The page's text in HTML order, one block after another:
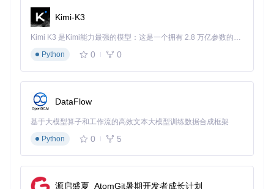
// lib/services/accessibility_service.dart (行号:42-57)
class
AccessibilityService
// 无障碍操作反馈机制
static void announce(String message) {
if (Platform.isAndroid) {
// Android平台实现
      AndroidAccessibilityBridge.announce(message);
    }
else if (Platform.isIOS) {
      UIAccessibility.post(
        argument: message,
      );
  }
Kimi-K3
Kimi K3 是Kimi能力最强的模型：这是一个拥有 2.8 万亿参数的混合专家（MoE）模型，具备原生视觉理解能力，并支持 100 万 token 的上下文窗口。
Python
0 0
DataFlow
基于大模型算子和工作流的高效文本大模型训练数据合成框架
Python
0 5
源启盛夏_AtomGit暑期开发者成长计划